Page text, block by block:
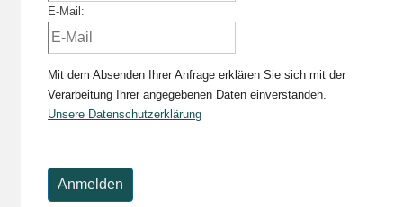
E-Mail:
Mit dem Absenden Ihrer Anfrage erklären Sie sich mit der
Verarbeitung Ihrer angegebenen Daten einverstanden.
Unsere Datenschutzerklärung